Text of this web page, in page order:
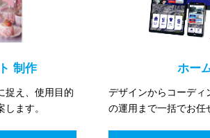
制作
捉え、使用目的
ます。
ホー
デザインからコーディ
の運用まで一括でお任